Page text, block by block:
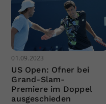
01.09.2023
US Open: Ofner bei
Grand-Slam-
Premiere im Doppel
ausgeschieden